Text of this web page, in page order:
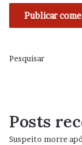
Pesquisar
Posts
Suspeito morre